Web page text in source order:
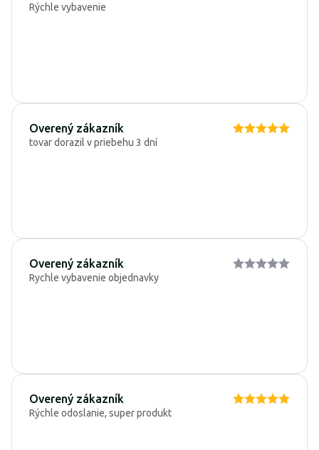
Rýchle vybavenie
Overený zákazník
tovar dorazil v priebehu 3 dní
Overený zákazník
Rychle vybavenie objednavky
Overený zákazník
Rýchle odoslanie, super produkt